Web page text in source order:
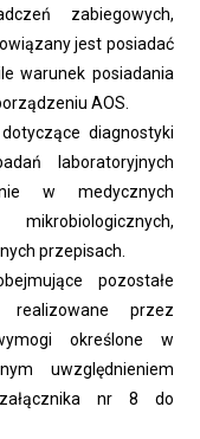
zabiegowych,
jest posiadać
warunek posiadania
AOS.
diagnostyki
laboratoryjnych
w medycznych
przepisach.
pozostałe
realizowane przez
określone w
uwzględnieniem
nr 8 do